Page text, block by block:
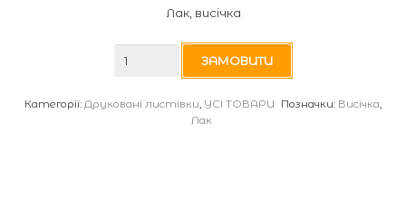
Лак, висічка
М-33
кількість
ЗАМОВИТИ
Категорії:Друковані листівки, УСІ ТОВАРИ Позначки: Висічка,
Лак